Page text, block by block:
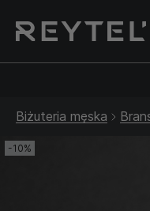
Złota
Biżuteria męska
-10%